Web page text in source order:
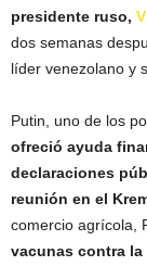
presidente ruso,
dos semanas
líder venezolano y
Putin, uno de los
ofreció ayuda
declaraciones
reunión en el
comercio agrícola,
vacunas contra la